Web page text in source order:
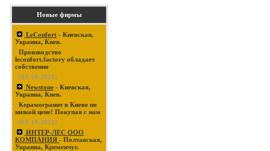
Новые фирмы
LeConfort - Киевская,
Украина, Киев.
Производство
leconfort.factory обладает
собственно
(03-19-2021)
Newstone - Киевская,
Украина, Киев.
Керамогранит в Киеве по
низкой цене! Покупая с нам
(03-19-2021)
ИНТЕР-ЛЕС ООО
КОМПАНИЯ - Полтавская,
Украина, Кременчуг.